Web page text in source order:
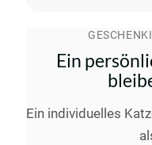
Ein
Ein individuelles